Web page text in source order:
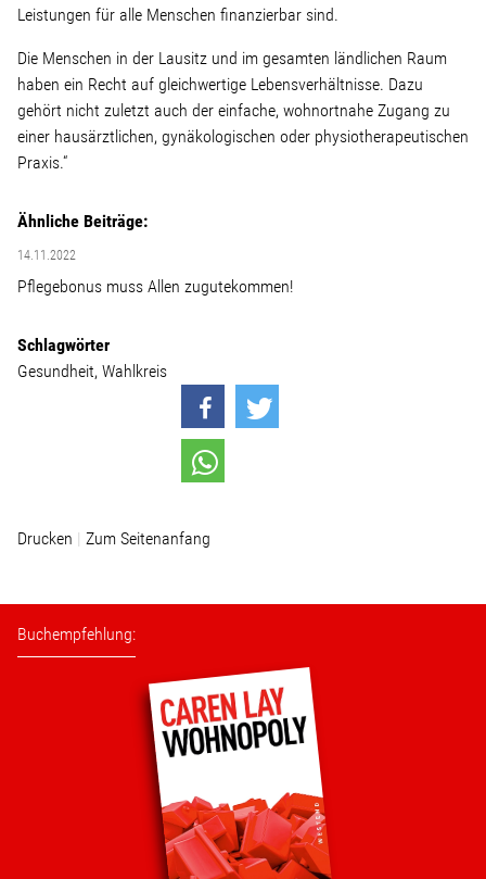
Über mich
Lebenslauf
Bestellen
Leistungen für alle Menschen finanzierbar sind.
Die Menschen in der Lausitz und im gesamten ländlichen Raum
haben ein Recht auf gleichwertige Lebensverhältnisse. Dazu
gehört nicht zuletzt auch der einfache, wohnortnahe Zugang zu
einer hausärztlichen, gynäkologischen oder physiotherapeutischen
Praxis.“
Ähnliche Beiträge:
14.11.2022
Pflegebonus muss Allen zugutekommen!
Schlagwörter
Gesundheit Wahlkreis
Drucken Zum Seitenanfang
Buchempfehlung: